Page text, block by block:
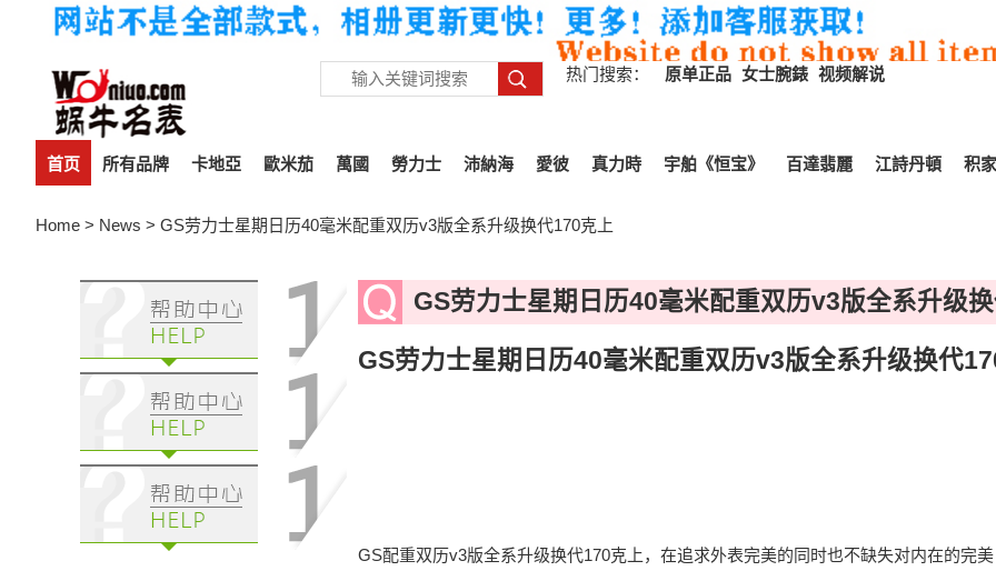
热门搜索： 原单正品 女士腕錶 视频解说
首页 所有品牌 卡地亞 歐米茄 萬國 勞力士 沛納海 愛彼 真力時 宇舶《恒宝》 百達翡麗 江詩丹頓 积家
Home > News > GS劳力士星期日历40毫米配重双历v3版全系升级换代170克上
GS劳力士星期日历40毫米配重双历v3版全系升级
GS劳力士星期日历40毫米配重双历v3版全系升级换代
GS配重双历v3版全系升级换代170克上，在追求外表完美的同时也不缺失对内在的完